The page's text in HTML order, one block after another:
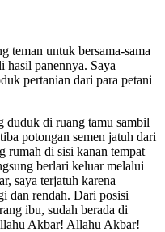
teman untuk bersama-sama
hasil panennya. Saya
pertanian dari para petani
duduk di ruang tamu sambil
potongan semen jatuh dari
rumah di sisi kanan tempat
berlari keluar melalui
saya terjatuh karena
dan rendah. Dari posisi
ibu, sudah berada di
Akbar! Allahu Akbar!